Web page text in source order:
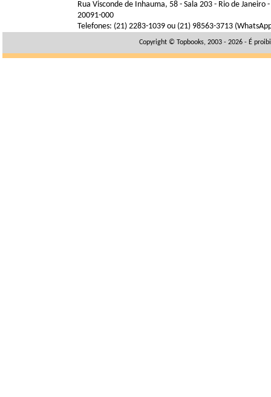
Rua Visconde de Inhauma, 58 - Sala 203 - Rio de Janeiro -
20091-000
Telefones: (21) 2283-1039 ou (21) 98563-3713
Copyright © Topbooks, 2003 - 2026 - É